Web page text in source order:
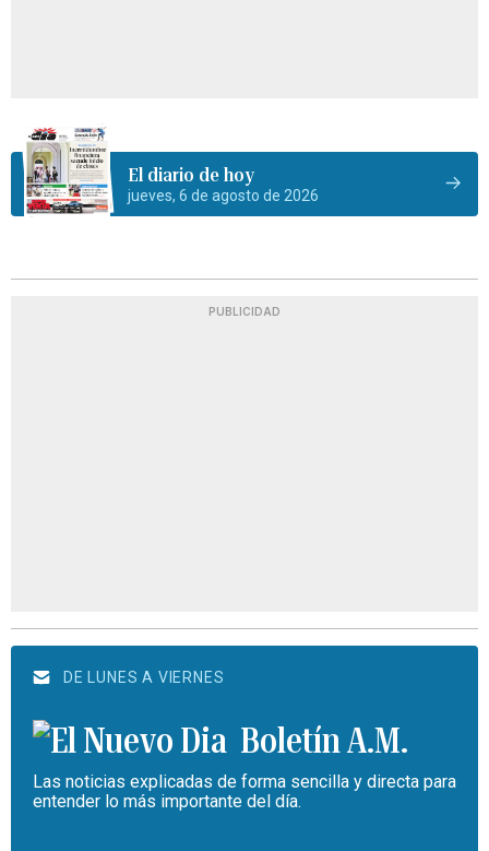
El diario de hoy
jueves, 6 de agosto de 2026
PUBLICIDAD
DE LUNES A VIERNES
Boletín A.M.
Las noticias explicadas de forma sencilla y directa para
entender lo más importante del día.